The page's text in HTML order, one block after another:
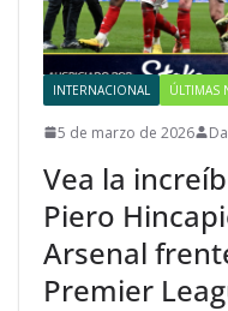
INTERNACIONAL ÚLTIMAS
5 de marzo de 2026
Vea la
Piero
Arsenal
Premier